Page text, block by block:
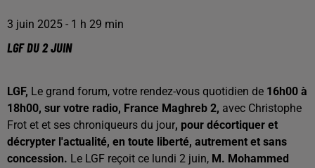
3 juin 2025 - 1 h 29 min
LGF DU 2 JUIN
LGF, Le grand forum, votre rendez-vous quotidien de 16h00 à
18h00, sur votre radio, France Maghreb 2, avec Christophe
Frot et et ses chroniqueurs du jour, pour décortiquer et
décrypter l'actualité, en toute liberté, autrement et sans
concession. Le LGF reçoit ce lundi 2 juin, M. Mohammed